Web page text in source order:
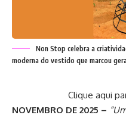
Non Stop celebra a
moderna do vestido que marcou
Clique aqui
NOVEMBRO DE 2025 –